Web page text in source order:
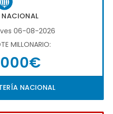
NACIONAL
06-08-2026
MILLONARIO:
NACIONAL